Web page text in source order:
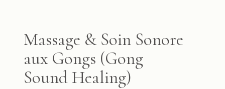
Massage & Soin Sonore
aux Gongs (Gong
Sound Healing)